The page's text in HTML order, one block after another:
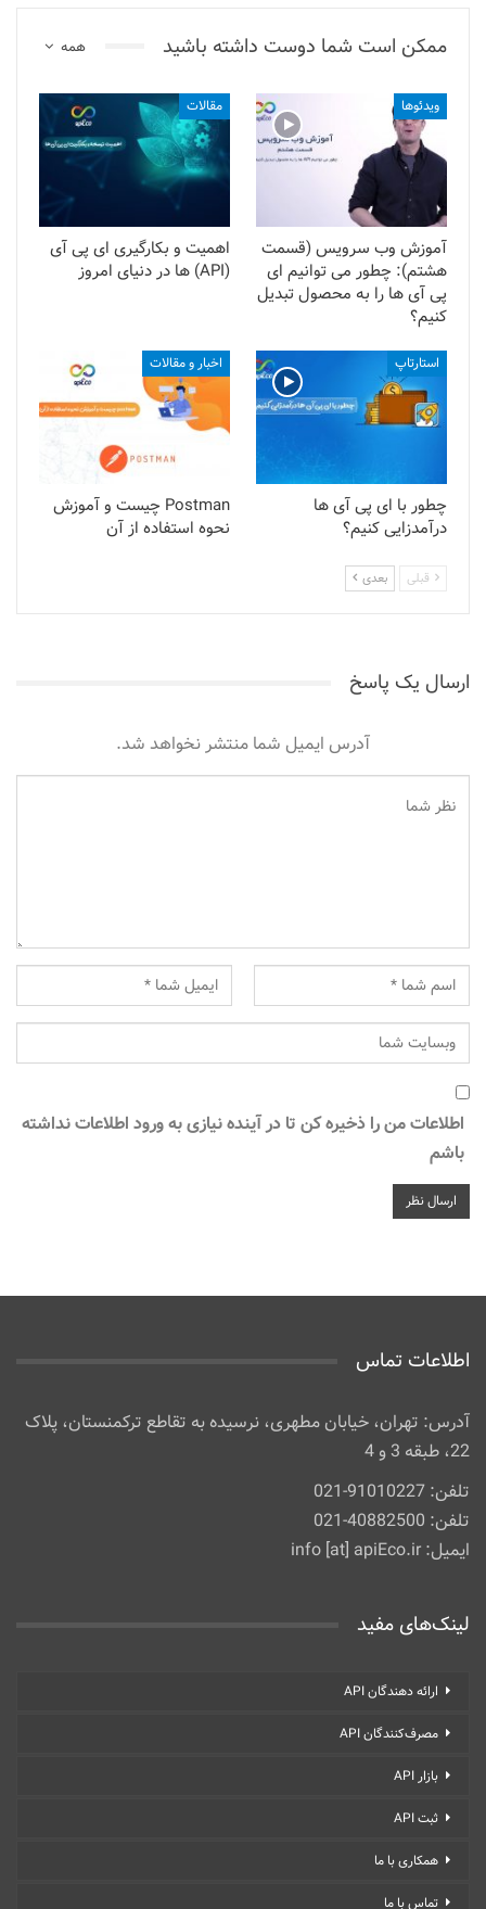
همه ممکن است شما دوست داشته باشید
ویدئوها
آموزش وب سرویس (قسمت
هشتم): چطور می توانیم ای
پی آی ها را به محصول تبدیل
کنیم؟
مقالات
اهمیت و بکارگیری ای پی آی
(API) ها در دنیای امروز
استارتاپ
چطور با ای پی آی ها
درآمدزایی کنیم؟
اخبار و مقالات
Postman چیست و آموزش
نحوه استفاده از آن
قبلی بعدی
ارسال یک پاسخ
آدرس ایمیل شما منتشر نخواهد شد.
اطلاعات من را ذخیره کن تا در آینده نیازی به ورود اطلاعات نداشته
باشم
اطلاعات تماس
آدرس: تهران، خیابان مطهری، نرسیده به تقاطع ترکمنستان، پلاک
22، طبقه 3 و 4
تلفن: 91010227-021
تلفن: 40882500-021
ایمیل: info [at] apiEco.ir
لینک‌های مفید
ارائه دهندگان API
مصرف‌کنندگان API
بازار API
ثبت API
همکاری با ما
تماس با ما